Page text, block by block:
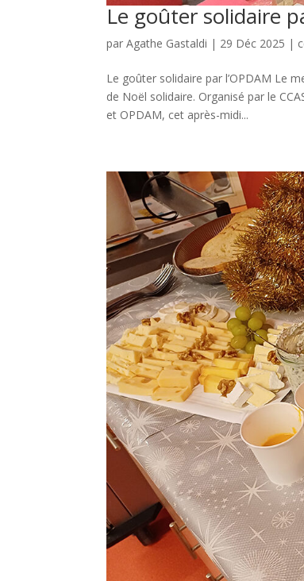
Le goûter solidaire
parAgathe Gastaldi | 29 Déc 2025 |
Le goûter solidaire par l’OPDAM Le
de Noël solidaire. Organisé par le
et OPDAM, cet après-midi...